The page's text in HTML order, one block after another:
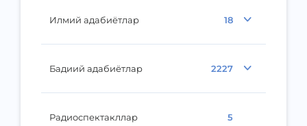
Илмий адабиётлар 18
Бадиий адабиётлар 2227
Радиоспектакллар 5